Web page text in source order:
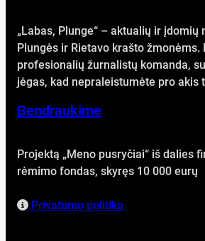
„Labas, Plunge“ – aktualių ir įdomių
Plungės ir Rietavo krašto žmonėms.
profesionalių žurnalistų komanda,
jėgas, kad nepraleistumėte pro akis
Bendraukime
Projektą „Meno pusryčiai“ iš dalies
rėmimo fondas, skyręs 10 000 eurų
Privatumo politika